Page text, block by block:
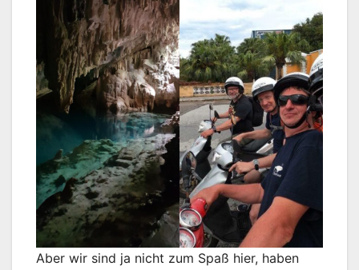
Aber wir sind ja nicht zum Spaß hier, haben